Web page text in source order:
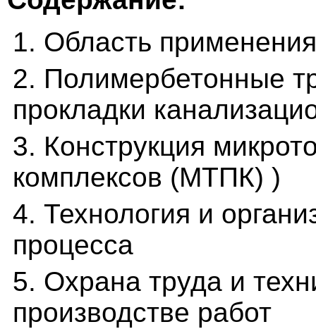
1. Область применения
2. Полимербетонные
прокладки
3. Конструкция
комплексов (МТПК) )
4. Технология и
процесса
5. Охрана труда и
производстве работ